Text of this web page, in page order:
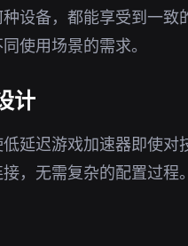
设备，都能享受到一
使用场景的需求。
计
延迟游戏加速器即使
，无需复杂的配置过